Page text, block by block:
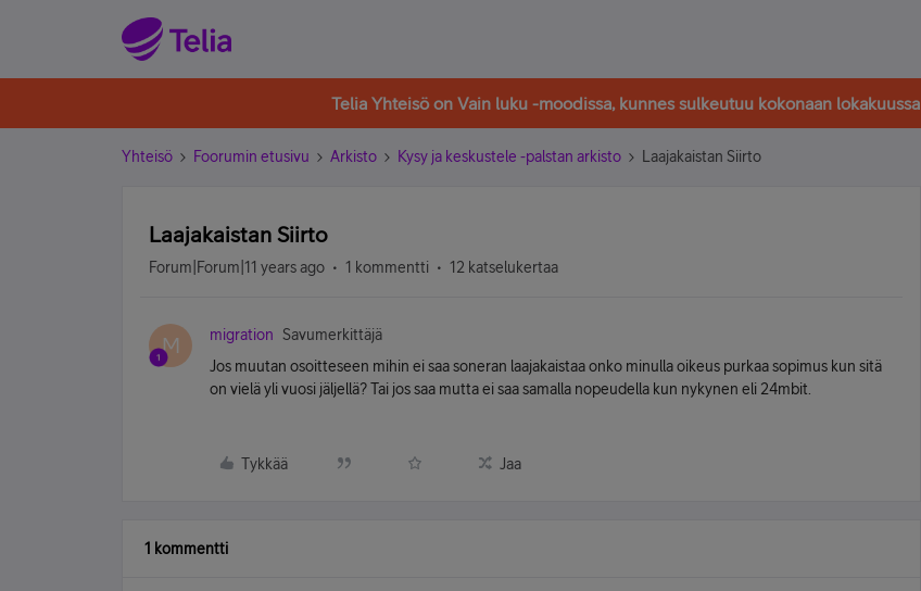
Telia Yhteisö on Vain luku -moodissa, kunnes sulkeutuu kokonaan lokakuussa
Yhteisö Foorumin etusivu Arkisto Kysy ja keskustele -palstan arkisto Laajakaistan Siirto
Laajakaistan Siirto
Forum|Forum|11 years ago 1 kommentti 12 katselukertaa
M migration
Savumerkittäjä
Jos muutan osoitteseen mihin ei saa soneran laajakaistaa onko minulla oikeus purkaa sopimus kun sitä
on vielä yli vuosi jäljellä? Tai jos saa mutta ei saa samalla nopeudella kun nykynen eli 24mbit.
Tykkää Jaa
1 kommentti